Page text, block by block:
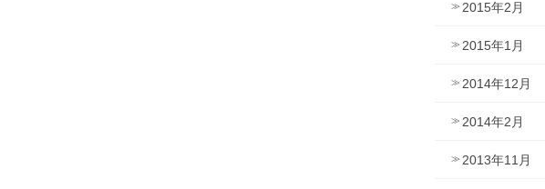
2015年2月
2015年1月
2014年12月
2014年2月
2013年11月